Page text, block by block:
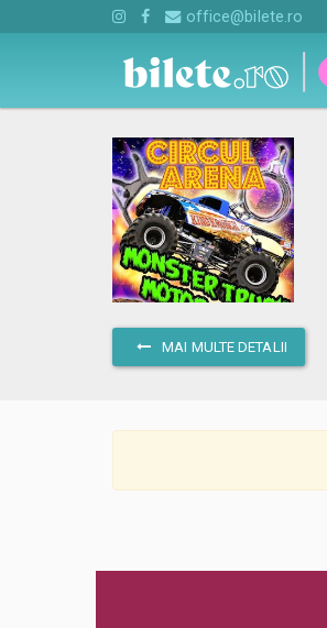
office@bilete.ro
MAI MULTE DETALII